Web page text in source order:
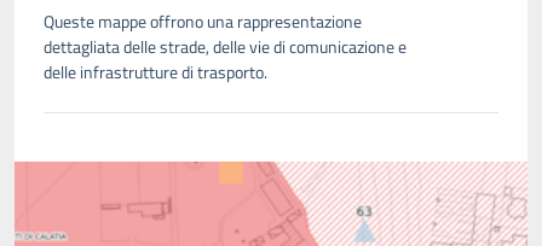
Queste mappe offrono una rappresentazione
dettagliata delle strade, delle vie di comunicazione e
delle infrastrutture di trasporto.